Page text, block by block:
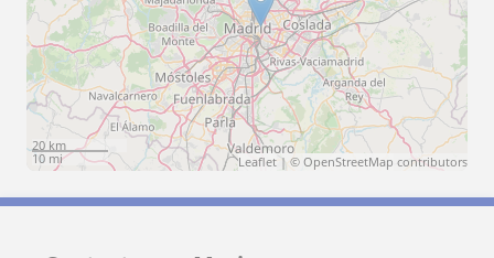
20 km
10 mi
Leaflet | © OpenStreetMap contributors